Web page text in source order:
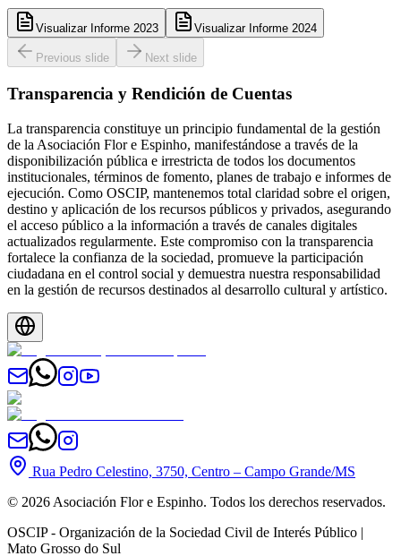
Visualizar Informe 2023 Visualizar Informe 2024
Previous slide Next slide
Transparencia y Rendición de Cuentas
La transparencia constituye un principio fundamental de la gestión
de la Asociación Flor e Espinho, manifestándose a través de la
disponibilización pública e irrestricta de todos los documentos
institucionales, términos de fomento, planes de trabajo e informes de
ejecución. Como OSCIP, mantenemos total claridad sobre el origen,
destino y aplicación de los recursos públicos y privados, asegurando
el acceso público a la información a través de canales digitales
actualizados regularmente. Este compromiso con la transparencia
fortalece la confianza de la sociedad, promueve la participación
ciudadana en el control social y demuestra nuestra responsabilidad
en la gestión de recursos destinados al desarrollo cultural y artístico.
Rua Pedro Celestino, 3750, Centro – Campo Grande/MS
© 2026 Asociación Flor e Espinho. Todos los derechos reservados.
OSCIP - Organización de la Sociedad Civil de Interés Público |
Mato Grosso do Sul